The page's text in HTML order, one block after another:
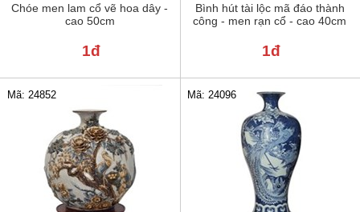
Chóe men lam cổ vẽ hoa dây -
cao 50cm
1đ
Bình hút tài lộc mã đáo thành
công - men rạn cổ - cao 40cm
1đ
Mã: 24852 Mã: 24096